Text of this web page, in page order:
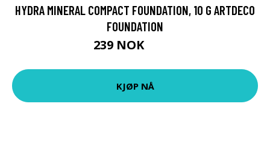
HYDRA MINERAL COMPACT FOUNDATION, 10 G ARTDECO
FOUNDATION
239 NOK
KJØP NÅ